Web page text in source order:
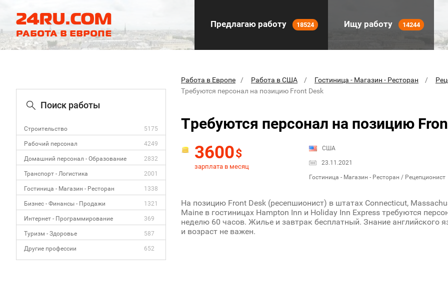
Предлагаю работу 18524 Ищу работу 14244
Поиск работы
Строительство 5175
Рабочий персонал 4249
Домашний персонал - Образование 2832
Транспорт - Логистика 2001
Гостиница - Магазин - Ресторан 1338
Бизнес - Финансы - Продажи 1321
Интернет - Программирование 369
Туризм - Здоровье 587
Другие профессии 652
Работа в Европе Работа в США Гостиница - Магазин - Ресторан
Tребуются персонал на позицию Front Desk
Tребуются персонал на позицию
3600$
зарплата в месяц
США
23.11.2021
Гостиница - Магазин - Ресторан / Рецепционист
На позицию Front Desk (ресепшионист) в штатах Connecticut,
Maine в гостиницах Hampton Inn и Holiday Inn Express требуются
неделю 60 часов. Жилье и завтрак бесплатный. Знание английского
и возраст не важен.